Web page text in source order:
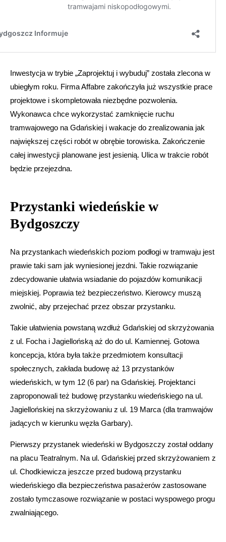
Inwestycja w trybie „Zaprojektuj i wybuduj” została zlecona w
ubiegłym roku. Firma Affabre zakończyła już wszystkie prace
projektowe i skompletowała niezbędne pozwolenia.
Wykonawca chce wykorzystać zamknięcie ruchu
tramwajowego na Gdańskiej i wakacje do zrealizowania jak
największej części robót w obrębie torowiska. Zakończenie
całej inwestycji planowane jest jesienią. Ulica w trakcie robót
będzie przejezdna.
Przystanki wiedeńskie w
Bydgoszczy
Na przystankach wiedeńskich poziom podłogi w tramwaju jest
prawie taki sam jak wyniesionej jezdni. Takie rozwiązanie
zdecydowanie ułatwia wsiadanie do pojazdów komunikacji
miejskiej. Poprawia też bezpieczeństwo. Kierowcy muszą
zwolnić, aby przejechać przez obszar przystanku.
Takie ułatwienia powstaną wzdłuż Gdańskiej od skrzyżowania
z ul. Focha i Jagiellońską aż do do ul. Kamiennej. Gotowa
koncepcja, która była także przedmiotem konsultacji
społecznych, zakłada budowę aż 13 przystanków
wiedeńskich, w tym 12 (6 par) na Gdańskiej. Projektanci
zaproponowali też budowę przystanku wiedeńskiego na ul.
Jagiellońskiej na skrzyżowaniu z ul. 19 Marca (dla tramwajów
jadących w kierunku węzła Garbary).
Pierwszy przystanek wiedeński w Bydgoszczy został oddany
na placu Teatralnym. Na ul. Gdańskiej przed skrzyżowaniem z
ul. Chodkiewicza jeszcze przed budową przystanku
wiedeńskiego dla bezpieczeństwa pasażerów zastosowane
zostało tymczasowe rozwiązanie w postaci wyspowego progu
zwalniającego.